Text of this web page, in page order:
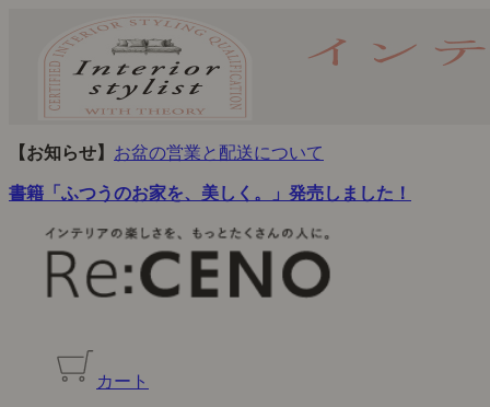
【お知らせ】 お盆の営業と配送について
書籍「ふつうのお家を、美しく。」発売しました！
カート